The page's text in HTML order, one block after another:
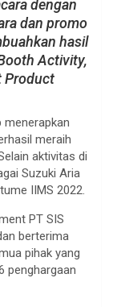
dengan
dan promo
hasil
Activity,
Product
menerapkan
meraih
aktivitas di
Suzuki Aria
IIMS 2022.
PT SIS
berterima
pihak yang
penghargaan